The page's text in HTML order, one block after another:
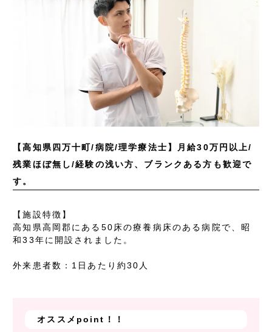
【高知県四万十町/病院/理学療法士】月給30万円以上/
残業ほぼ無し/経験の浅い方、ブランクある方も歓迎で
す。
【施設特徴】
高知県高岡郡にある50床の療養病床のある病院で、昭
和33年に開設されました。
外来患者数：1日あたり約30人
オススメpoint！！